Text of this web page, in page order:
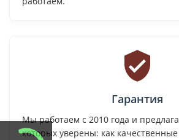
Гарантия
Мы работаем с 2010 года и
которых уверены: как